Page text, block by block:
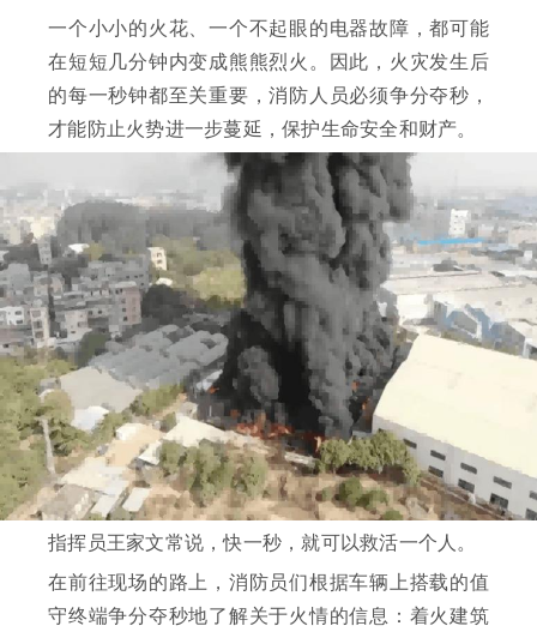
一个小小的火花、一个不起眼的电器故障，都可能
在短短几分钟内变成熊熊烈火。因此，火灾发生后
的每一秒钟都至关重要，消防人员必须争分夺秒，
才能防止火势进一步蔓延，保护生命安全和财产。
指挥员王家文常说，快一秒，就可以救活一个人。
在前往现场的路上，消防员们根据车辆上搭载的值
守终端争分夺秒地了解关于火情的信息：着火建筑